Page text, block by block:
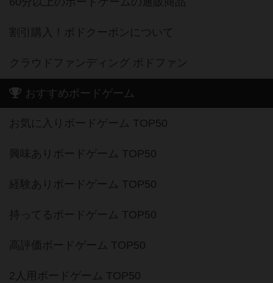
割引購入！ボドクーポンについて
クラウドファンディング ボドファン
おすすめボードゲーム
お気に入りボードゲーム TOP50
興味ありボードゲーム TOP50
経験ありボードゲーム TOP50
持ってるボードゲーム TOP50
高評価ボードゲーム TOP50
2人用ボードゲーム TOP50